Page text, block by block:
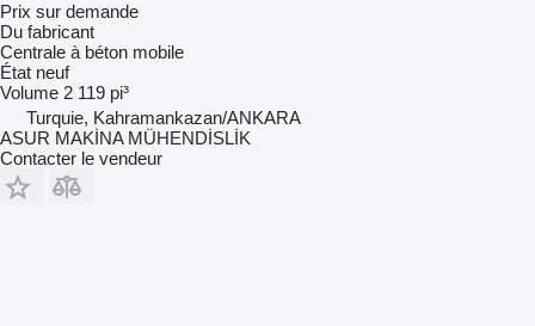
Prix sur demande
Du fabricant
Centrale à béton mobile
État neuf
Volume 2 119 pi³
Turquie, Kahramankazan/ANKARA
ASUR MAKİNA MÜHENDİSLİK
Contacter le vendeur